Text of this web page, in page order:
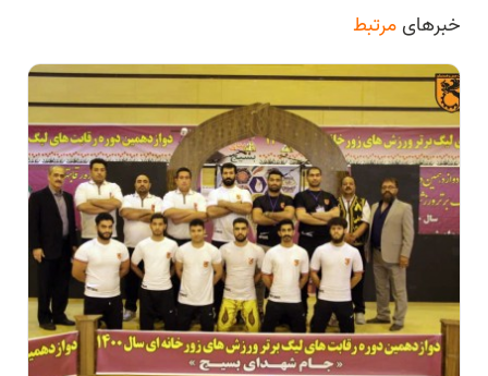
خبرهایمرتبط